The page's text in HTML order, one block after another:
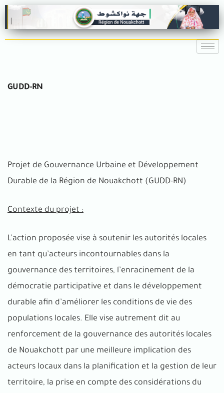
GUDD-RN
Projet de Gouvernance Urbaine et Développement
Durable de la Région de Nouakchott (GUDD-RN)
Contexte du projet :
L’action proposée vise à soutenir les autorités locales
en tant qu’acteurs incontournables dans la
gouvernance des territoires, l’enracinement de la
démocratie participative et dans le développement
durable afin d’améliorer les conditions de vie des
populations locales. Elle vise autrement dit au
renforcement de la gouvernance des autorités locales
de Nouakchott par une meilleure implication des
acteurs locaux dans la planification et la gestion de leur
territoire, la prise en compte des considérations du